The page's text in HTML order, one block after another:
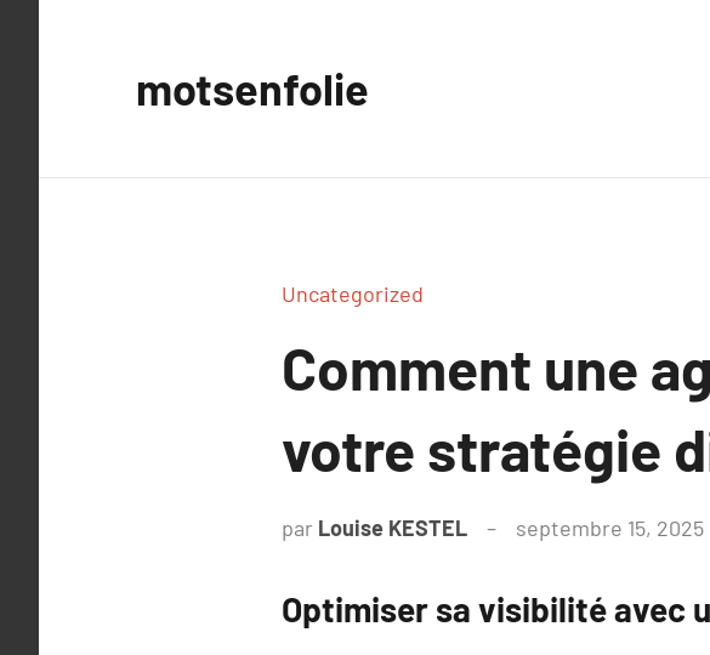
motsenfolie
Uncategorized
Comment une
votre stratégie
par Louise KESTEL septembre 15, 2025
Optimiser sa visibilité avec